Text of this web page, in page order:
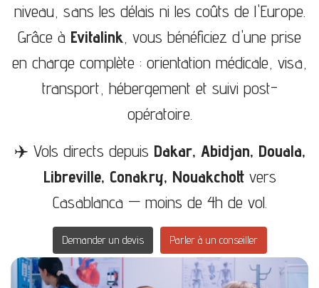
niveau, sans les délais ni les coûts de l'Europe.
Grâce à Evitalink, vous bénéficiez d'une prise
en charge complète : orientation médicale, visa,
transport, hébergement et suivi post-
opératoire.
✈️ Vols directs depuis Dakar, Abidjan, Douala,
Libreville, Conakry, Nouakchottvers
Casablanca — moins de 4h de vol.
Demander un devis Parler à un conseiller